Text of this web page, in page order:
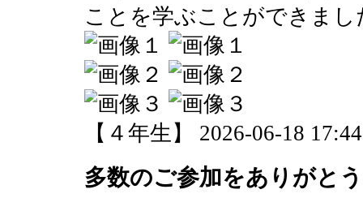
ことを学ぶことができまし
【４年生】 2026-06-18
多数のご参加をありがと